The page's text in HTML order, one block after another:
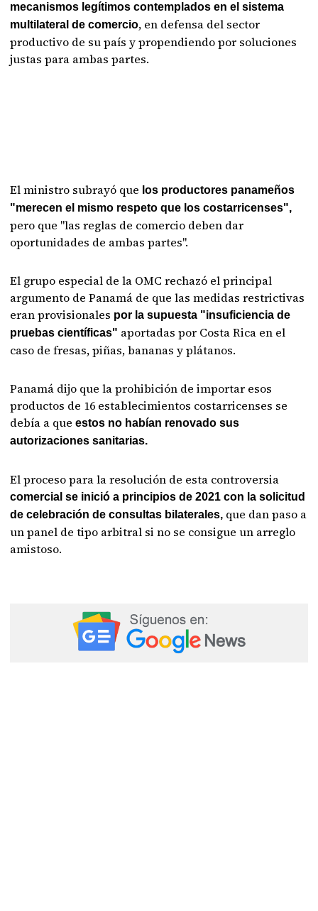
mecanismos legítimos contemplados en el sistema
multilateral de comercio, en defensa del sector
productivo de su país y propendiendo por soluciones
justas para ambas partes.
El ministro subrayó que los productores panameños
"merecen el mismo respeto que los costarricenses",
pero que "las reglas de comercio deben dar
oportunidades de ambas partes".
El grupo especial de la OMC rechazó el principal
argumento de Panamá de que las medidas restrictivas
eran provisionales por la supuesta "insuficiencia de
pruebas científicas" aportadas por Costa Rica en el
caso de fresas, piñas, bananas y plátanos.
Panamá dijo que la prohibición de importar esos
productos de 16 establecimientos costarricenses se
debía a que estos no habían renovado sus
autorizaciones sanitarias.
El proceso para la resolución de esta controversia
comercial se inició a principios de 2021 con la solicitud
de celebración de consultas bilaterales, que dan paso a
un panel de tipo arbitral si no se consigue un arreglo
amistoso.